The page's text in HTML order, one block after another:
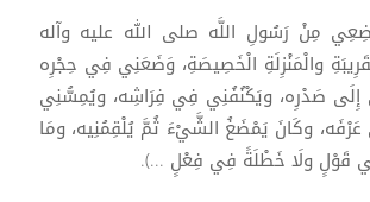
مِنْ رَسُولِ اللَّه صلى الله عليه وآله
والْمَنْزِلَةِ الْخَصِيصَةِ، وَضَعَنِي فِي حِجْرِه
إِلَى صَدْرِه، ويَكْنُفُنِي فِي فِرَاشِه، ويُمِسُّنِي
وكَانَ يَمْضَغُ الشَّيْءَ ثُمَّ يُلْقِمُنِيه، ومَا
قَوْلٍ ولَا خَطْلَةً فِي فِعْلٍ ...).